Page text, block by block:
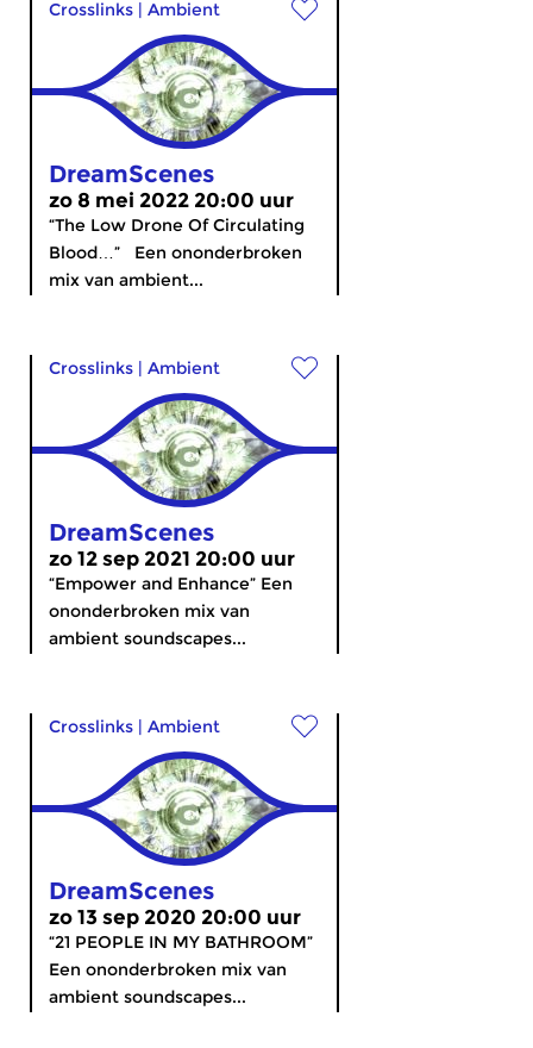
Crosslinks | Ambient
DreamScenes
zo 8 mei 2022 20:00 uur
“The Low Drone Of Circulating
Blood…” Een ononderbroken
mix van ambient...
Crosslinks | Ambient
DreamScenes
zo 12 sep 2021 20:00 uur
“Empower and Enhance” Een
ononderbroken mix van
ambient soundscapes...
Crosslinks | Ambient
DreamScenes
zo 13 sep 2020 20:00 uur
“21 PEOPLE IN MY BATHROOM”
Een ononderbroken mix van
ambient soundscapes...